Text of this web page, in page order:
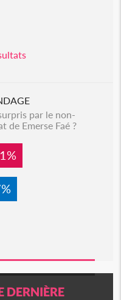
par le non-
de Emerse Faé ?
DERNIÈRE